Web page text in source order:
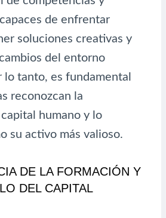
de enfrentar
soluciones creativas y
del entorno
lo tanto, es fundamental
reconozcan la
humano y lo
su activo más valioso.
DE LA FORMACIÓN Y
DEL CAPITAL